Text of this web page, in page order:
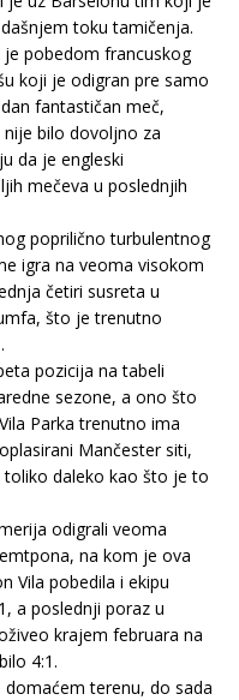
toku tamičenja.
je pobedom francuskog
koji je odigran pre samo
fantastičan meč,
bilo dovoljno za
da je engleski
mečeva u poslednjih
poprilično turbulentnog
igra na veoma visokom
četiri susreta u
što je trenutno
pozicija na tabeli
sezone, a ono što
Parka trenutno ima
Mančester siti,
daleko kao što je to
odigrali veoma
na kom je ova
Vila pobedila i ekipu
a poslednji poraz u
krajem februara na
4:1.
terenu, do sada